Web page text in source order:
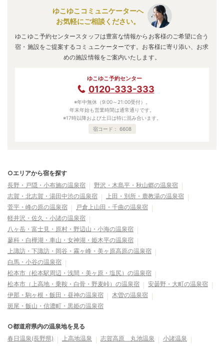
ゆこゆこコミュニケーターへ
お気軽にご相談ください。
ゆこゆこ予約センタースタッフは豊富な情報からお客様のご希望に合う
宿・施設をご提案するコミュニケーターです。お客様に寄り添い、お求
めの施設情報をご案内いたします。
ゆこゆこ予約センター
0120-333-333
※年中無休（9:00～21:00受付）。
年末年始も営業時間は通常通りです。
※17時以降および土日は特に混み合います。
宿コード： 6608
○エリアから宿を探す
長野・戸隠・小布施の温泉宿
野沢・木島平・秋山郷の温泉宿
志賀・北志賀・湯田中渋の温泉宿
上田・別所・鹿教湯の温泉宿
菅平・峰の原の温泉宿
戸倉上山田・千曲の温泉宿
軽井沢・佐久・小諸の温泉宿
八ヶ岳・富士見・原村・野辺山・小海の温泉宿
蓼科・白樺湖・車山・女神湖・姫木平の温泉宿
上諏訪・下諏訪・岡谷・霧ヶ峰・美ヶ原高原の温泉宿
白馬・小谷の温泉宿
松本市（松本駅周辺・浅間・美ヶ原・塩尻）の温泉宿
松本市（上高地・乗鞍・白骨・野麦峠）の温泉宿
安曇野・大町の温泉宿
伊那・駒ヶ根・飯田・昼神の温泉宿
木曽の温泉宿
斑尾・飯山・信濃町・黒姫の温泉宿
○都道府県内の温泉地を見る
春日温泉(長野県)
上高地温泉 志賀高原 丸池温泉
小諸温泉